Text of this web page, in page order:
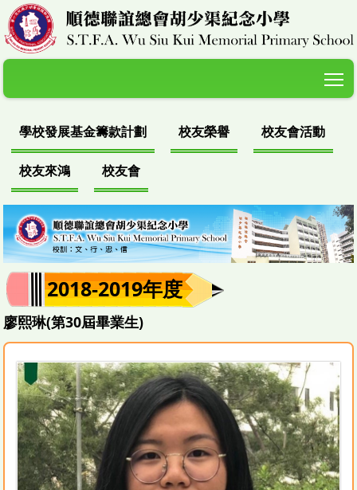
學校發展基金籌款計劃 校友榮譽 校友會活動
校友來鴻 校友會
2018-2019年度
廖熙琳(第30屆畢業生)